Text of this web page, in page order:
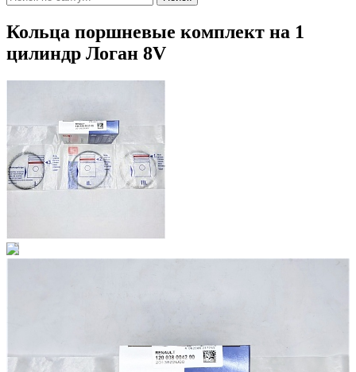
Кольца поршневые комплект на 1
цилиндр Логан 8V